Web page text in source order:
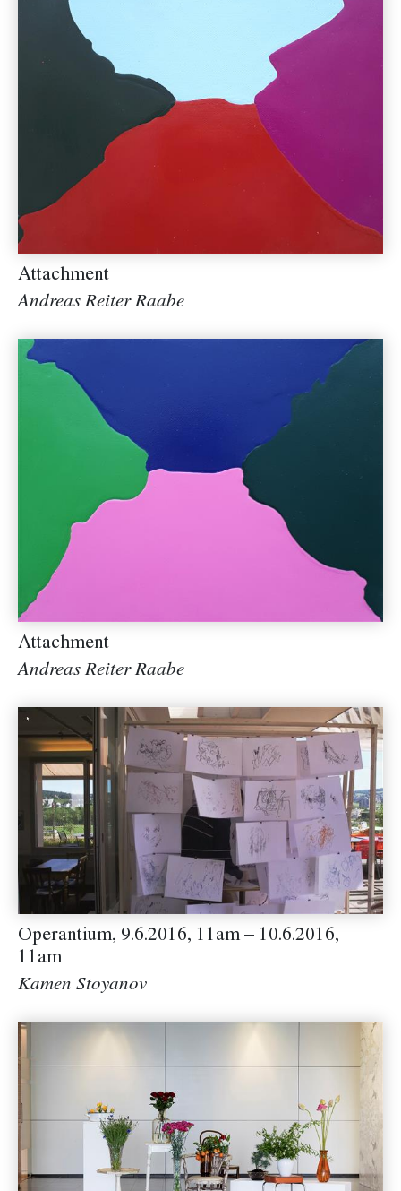
Attachment
Andreas Reiter Raabe
Attachment
Andreas Reiter Raabe
Operantium, 9.6.2016, 11am – 10.6.2016,
11am
Kamen Stoyanov